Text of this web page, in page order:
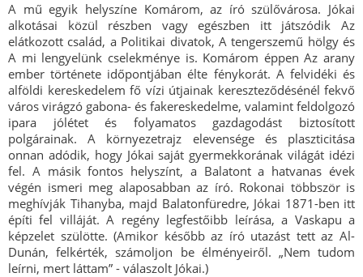
A mű egyik helyszíne Komárom, az író szülővárosa. Jókai
alkotásai közül részben vagy egészben itt játszódik Az
elátkozott család, a Politikai divatok, A tengerszemű hölgy és
A mi lengyelünk cselekménye is. Komárom éppen Az arany
ember története időpontjában élte fénykorát. A felvidéki és
alföldi kereskedelem fő vízi útjainak kereszteződésénél fekvő
város virágzó gabona- és fakereskedelme, valamint feldolgozó
ipara jólétet és folyamatos gazdagodást biztosított
polgárainak. A környezetrajz elevensége és plaszticitása
onnan adódik, hogy Jókai saját gyermekkorának világát idézi
fel. A másik fontos helyszínt, a Balatont a hatvanas évek
végén ismeri meg alaposabban az író. Rokonai többször is
meghívják Tihanyba, majd Balatonfüredre, Jókai 1871-ben itt
építi fel villáját. A regény legfestőibb leírása, a Vaskapu a
képzelet szülötte. (Amikor később az író utazást tett az Al-
Dunán, felkérték, számoljon be élményeiről. „Nem tudom
leírni, mert láttam” - válaszolt Jókai.)